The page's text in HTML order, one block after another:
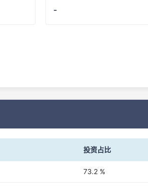
-
投资占比
73.2 %